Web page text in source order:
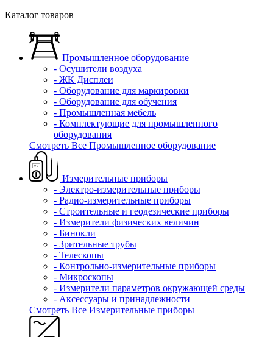
Каталог товаров
Промышленное оборудование
- Осушители воздуха
- ЖК Дисплеи
- Оборудование для маркировки
- Оборудование для обучения
- Промышленная мебель
- Комплектующие для промышленного
оборудования
Смотреть Все Промышленное оборудование
Измерительные приборы
- Электро-измерительные приборы
- Радио-измерительные приборы
- Строительные и геодезические приборы
- Измерители физических величин
- Бинокли
- Зрительные трубы
- Телескопы
- Контрольно-измерительные приборы
- Микроскопы
- Измерители параметров окружающей среды
- Аксессуары и принадлежности
Смотреть Все Измерительные приборы